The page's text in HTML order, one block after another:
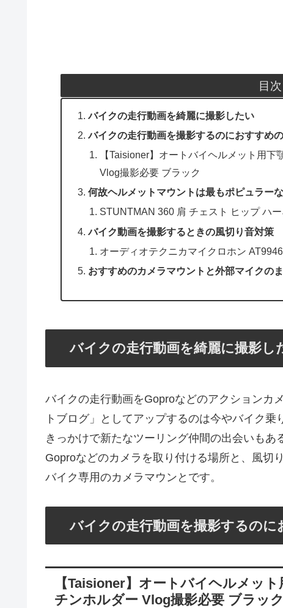
目次
バイクの走行動画を綺麗に撮影したい
バイクの走行動画を撮影するのにおすすめ
【Taisioner】オートバイヘルメット用
Vlog撮影必要 ブラック
何故ヘルメットマウントは最もポピュラー
STUNTMAN 360 肩 チェスト ヒップ ハ
バイク動画を撮影するときの風切り音対策
オーディオテクニカマイクロホン
おすすめのカメラマウントと外部マイクの
バイクの走行動画を綺麗に撮影し
バイクの走行動画をGoproなどのアクションカ
トブログ」としてアップするのは今やバイク
きっかけで新たなツーリング仲間の出会いも
Goproなどのカメラを取り付ける場所と、風切
バイク専用のカメラマウンとです。
バイクの走行動画を撮影するの
【Taisioner】オートバイヘルメッ
チンホルダー Vlog撮影必要 ブラック